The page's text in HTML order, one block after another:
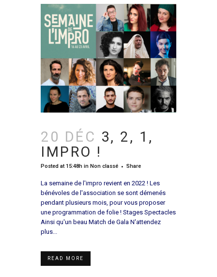
20 DÉC 3, 2, 1,
IMPRO !
Posted at 15:48h in Non classé Share
La semaine de l'impro revient en 2022 ! Les
bénévoles de l'association se sont démenés
pendant plusieurs mois, pour vous proposer
une programmation de folie ! Stages Spectacles
Ainsi qu'un beau Match de Gala N'attendez
plus...
READ MORE